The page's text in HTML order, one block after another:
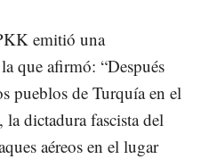
emitió una
que afirmó: “Después
pueblos de Turquía en el
dictadura fascista del
aéreos en el lugar